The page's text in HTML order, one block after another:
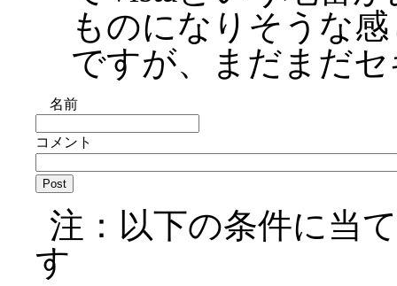
ものになりそうな
ですが、まだまだ
名前
コメント
注：以下の条件に当
す